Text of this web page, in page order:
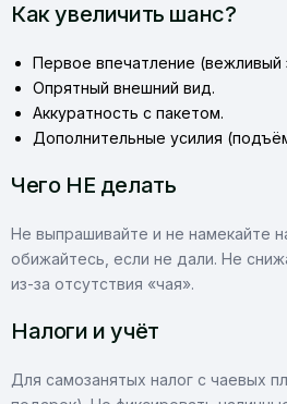
Как увеличить шанс?
Первое впечатление (вежливый
Опрятный внешний вид.
Аккуратность с пакетом.
Дополнительные усилия
Чего НЕ делать
Не выпрашивайте и не намекайте
обижайтесь, если не дали. Не
из-за отсутствия «чая».
Налоги и учёт
Для самозанятых налог с чаевых